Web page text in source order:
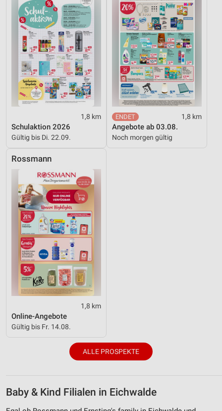
1,8 km
Schulaktion 2026
Gültig bis Di. 22.09.
1,8 km
Angebote ab 03.08.
Noch morgen gültig
Rossmann
1,8 km
Online-Angebote
Gültig bis Fr. 14.08.
ALLE PROSPEKTE
Baby & Kind Filialen in Eichwalde
Funktional
Werbung